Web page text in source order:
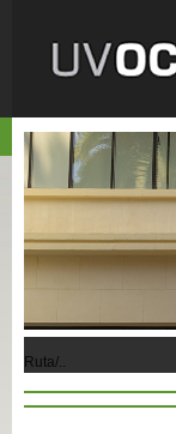
Ruta/..